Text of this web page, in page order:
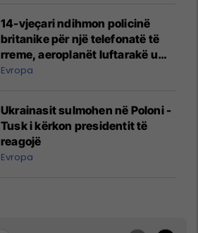
14-vjeçari ndihmon policinë
britanike për një telefonatë të
rreme, aeroplanët luftarakë u
ngritën në ajër për të
Mançesterit
Evropa
Ukrainasit sulmohen në Poloni -
Tusk i kërkon presidentit të
reagojë
Evropa